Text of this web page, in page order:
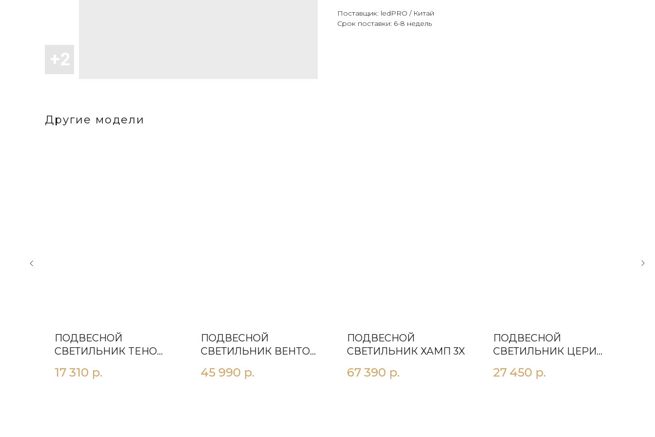
Поставщик: ledPRO / Китай
Срок поставки: 6-8 недель
Другие модели
ПОДВЕСНОЙ
СВЕТИЛЬНИК TEНO
17 310 р.
ПОДВЕСНОЙ
СВЕТИЛЬНИК ВЕНTO
45 990 р.
ПОДВЕСНОЙ
СВЕТИЛЬНИК ХАМП 3X
67 390 р.
ПОДВЕСНОЙ
СВЕТИЛЬНИК ЦЕРИ
27 450 р.